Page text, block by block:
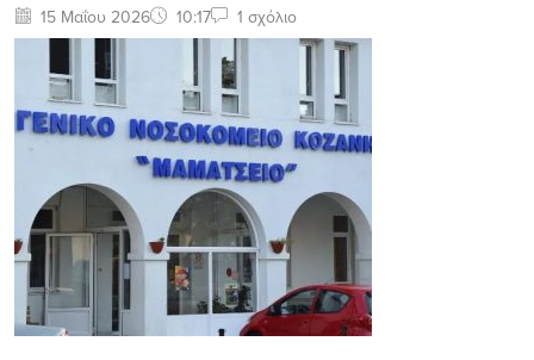
15 Μαΐου 2026 10:17 1 σχόλιο